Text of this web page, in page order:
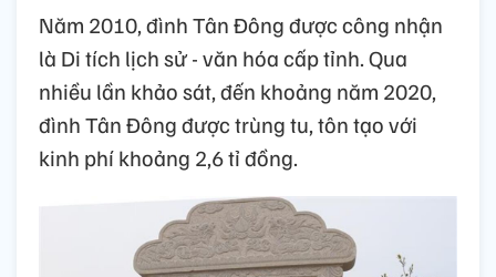
Năm 2010, đình Tân Đông được công nhận
là Di tích lịch sử - văn hóa cấp tỉnh. Qua
nhiều lần khảo sát, đến khoảng năm 2020,
đình Tân Đông được trùng tu, tôn tạo với
kinh phí khoảng 2,6 tỉ đồng.